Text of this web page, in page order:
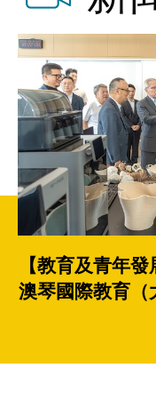
【教育及青年
澳琴國際教育（